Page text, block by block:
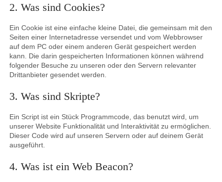
2. Was sind Cookies?
Ein Cookie ist eine einfache kleine Datei, die gemeinsam mit den
Seiten einer Internetadresse versendet und vom Webbrowser
auf dem PC oder einem anderen Gerät gespeichert werden
kann. Die darin gespeicherten Informationen können während
folgender Besuche zu unseren oder den Servern relevanter
Drittanbieter gesendet werden.
3. Was sind Skripte?
Ein Script ist ein Stück Programmcode, das benutzt wird, um
unserer Website Funktionalität und Interaktivität zu ermöglichen.
Dieser Code wird auf unseren Servern oder auf deinem Gerät
ausgeführt.
4. Was ist ein Web Beacon?